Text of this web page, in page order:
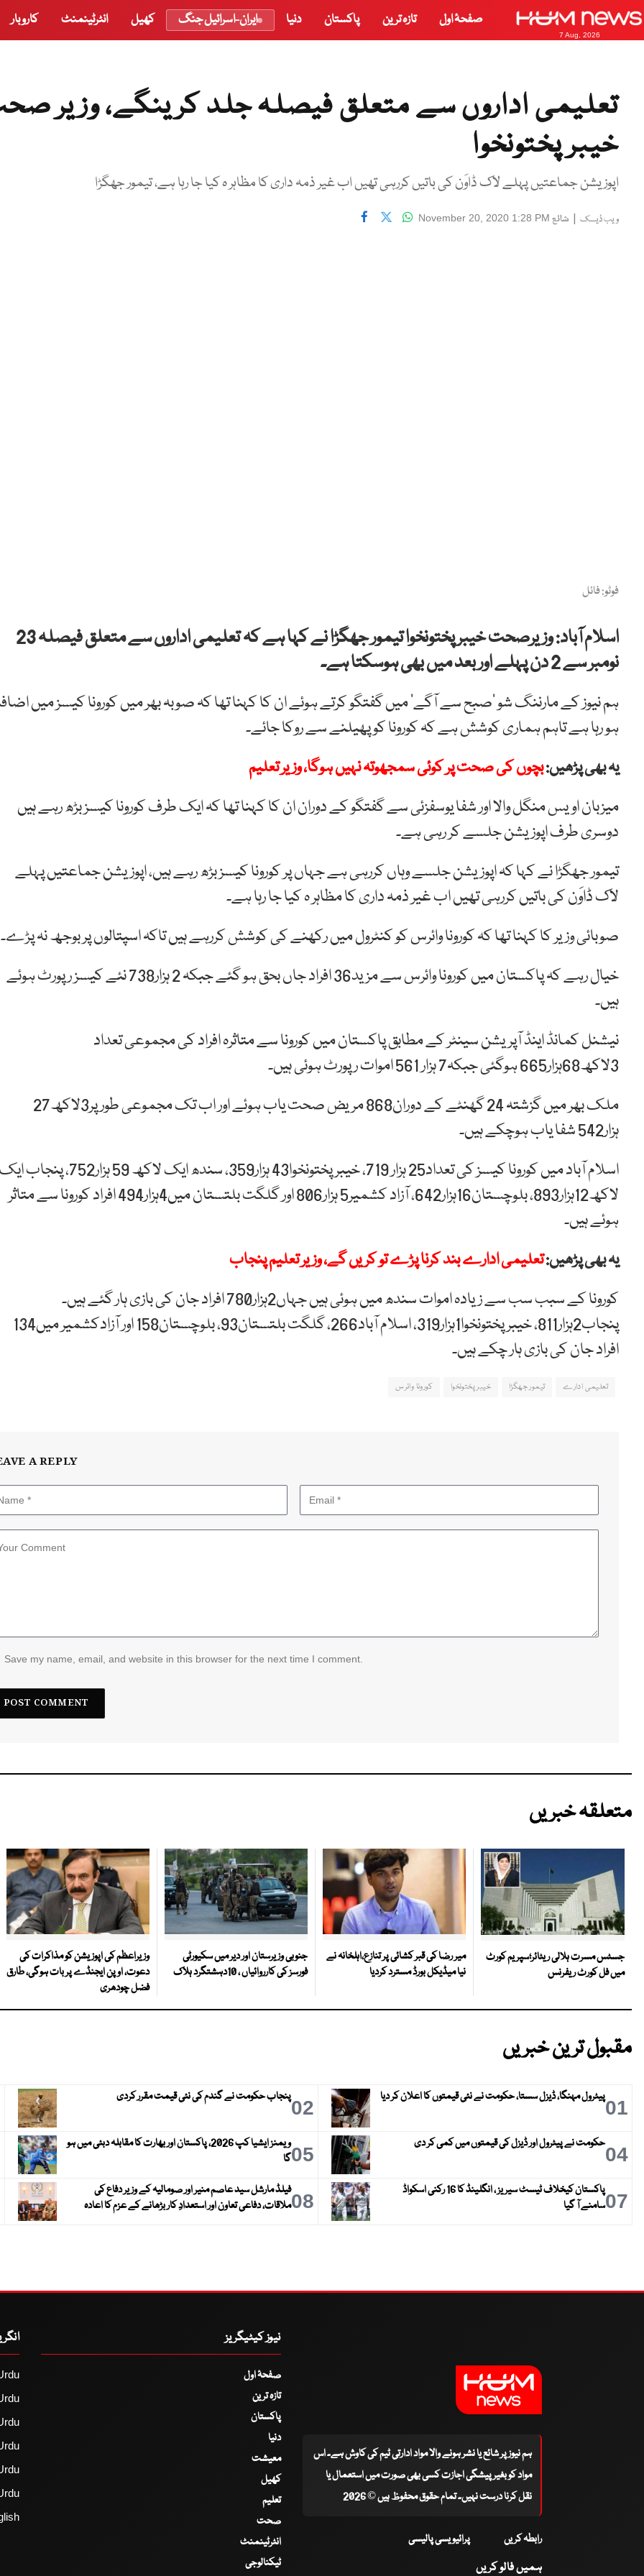
7 Aug, 2026
صفحۂ اول تازہ ترین پاکستان دنیا ایران-اسرائیل جنگ کھیل انٹرٹینمنٹ کاروبار
تعلیمی اداروں سے متعلق فیصلہ جلد کرینگے، وزیر
خیبر پختونخوا
اپوزیشن جماعتیں پہلے لاک ڈاوَن کی باتیں کررہی تھیں اب غیر ذمہ داری کا مظاہر ہ کیا جا رہا ہے، تیمور جھگڑا
ویب ڈیسک | شائع November 20, 2020 1:28 PM
فوٹو: فائل
اسلام آباد: وزیرصحت خیبر پختونخوا تیمور جھگڑا نے کہا ہے کہ تعلیمی اداروں سے متعلق فیصلہ 23
نومبر سے 2 دن پہلے اور بعد میں بھی ہوسکتا ہے۔
ہم نیوز کے مارننگ شو ’صبح سے آگے‘ میں گفتگو کرتے ہوئے ان کا کہنا تھا کہ صوبہ بھر میں کورونا کیسز میں
ہو رہا ہے تاہم ہماری کوشش ہے کہ کورونا کو پھیلنے سے روکا جائے۔
یہ بھی پڑھیں:بچوں کی صحت پر کوئی سمجھوتہ نہیں ہوگا، وزیر تعلیم
میزبان اویس منگل والا اور شفا یوسفزئی سے گفتگو کے دوران ان کا کہنا تھا کہ ایک طرف کورونا کیسز بڑھ رہے ہیں
دوسری طرف اپوزیشن جلسے کر رہی ہے۔
تیمور جھگڑا نے کہا کہ اپوزیشن جلسے وہاں کررہی ہے جہاں پر کورونا کیسز بڑھ رہے ہیں، اپوزیشن جماعتیں پہلے
لاک ڈاوَن کی باتیں کررہی تھیں اب غیر ذمہ داری کا مظاہر ہ کیا جا رہا ہے۔
صوبائی وزیر کا کہنا تھا کہ کورونا وائرس کو کنٹرول میں رکھنے کی کوشش کررہے ہیں تاکہ اسپتالوں پر بوجھ نہ پڑے۔
خیال رہے کہ پاکستان میں کورونا وائرس سے مزید36 افراد جاں بحق ہو گئے جبکہ 2 ہزار738 نئے کیسز رپورٹ ہوئے
ہیں۔
نیشنل کمانڈ اینڈ آپریشن سینٹر کے مطابق پاکستان میں کورونا سے متاثرہ افراد کی مجموعی تعداد
3لاکھ68ہزار665 ہوگئی جبکہ7 ہزار 561 اموات رپورٹ ہوئی ہیں۔
ملک بھر میں گزشتہ 24 گھنٹے کے دوران868 مریض صحت یاب ہوئے اور اب تک مجموعی طور پر3لاکھ27
ہزار542 شفا یاب ہوچکے ہیں۔
اسلام آباد میں کورونا کیسز کی تعداد25 ہزار 719، خیبرپختونخوا43 ہزار359، سندھ ایک لاکھ 59 ہزار752، پنجاب ایک
لاکھ12ہزار893، بلوچستان16ہزار642، آزاد کشمیر5 ہزار806 اور گلگت بلتستان میں4ہزار494 افراد کورونا سے متاثر
ہوئے ہیں۔
یہ بھی پڑھیں:تعلیمی ادارے بند کرنا پڑے تو کریں گے، وزیر تعلیم پنجاب
کورونا کے سبب سب سے زیادہ اموات سندھ میں ہوئی ہیں جہاں2ہزار780 افراد جان کی بازی ہار گئے ہیں۔
پنجاب2ہزار811، خیبرپختونخوا1ہزار319، اسلام آباد266، گلگت بلتستان93، بلوچستان158 اور آزادکشمیر میں134
افراد جان کی بازی ہار چکے ہیں۔
تعلیمی ادارے تیمور جھگڑا خیبر پختونخوا کورونا وائرس
A REPLY
Save my name, email, and website in this browser for the next time I comment.
متعلقہ خبریں
جسٹس مسرت ہلالی ریٹائر؛سپریم کورٹ
میں فل کورٹ ریفرنس
میر رضا کی قبر کشائی پر تنازع،اہلخانہ نے
نیا میڈیکل بورڈ مسترد کردیا
جنوبی وزیرستان اور دیر میں سکیورٹی
فورسز کی کارروائیاں ، 10دہشتگرد ہلاک
وزیراعظم کی اپوزیشن کو مذاکرات کی
دعوت، اوپن ایجنڈے پر بات ہوگی، طارق
فضل چودھری
مقبول ترین خبریں
01پیٹرول مہنگا، ڈیزل سستا، حکومت نے نئی قیمتوں کا اعلان کر دیا 02پنجاب حکومت نے گندم کی نئی قیمت مقرر کردی
04حکومت نے پیٹرول اور ڈیزل کی قیمتوں میں کمی کر دی 05
ویمنز ایشیا کپ 2026، پاکستان اور بھارت کا مقابلہ دبئی میں ہو
گا
07
پاکستان کیخلاف ٹیسٹ سیریز ، انگلینڈ کا 16 رکنی اسکواڈ
سامنے آ گیا
08فیلڈ مارشل سید عاصم منیر اور صومالیہ کے وزیر دفاع کی
ملاقات، دفاعی تعاون اور استعدادِ کار بڑھانے کے عزم کا اعادہ
ہم نیوز پر شائع یا نشر ہونے والا مواد ادارتی ٹیم کی کاوش ہے۔ اس
مواد کو بغیر پیشگی اجازت کسی بھی صورت میں استعمال یا
نقل کرنا درست نہیں۔ تمام حقوق محفوظ ہیں © 2026
رابطہ کریں پرائیویسی پالیسی
ہمیں فالو کریں
نیوز کیٹیگریز
صفحۂ اول
تازہ ترین
پاکستان
دنیا
معیشت
کھیل
تعلیم
صحت
انٹرٹینمنٹ
ٹیکنالوجی